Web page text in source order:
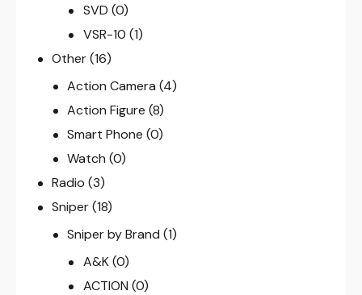
SVD (0)
VSR-10 (1)
Other(16)
Action Camera (4)
Action Figure (8)
Smart Phone (0)
Watch (0)
Radio (3)
Sniper(18)
Sniper by Brand (1)
A&K (0)
ACTION (0)